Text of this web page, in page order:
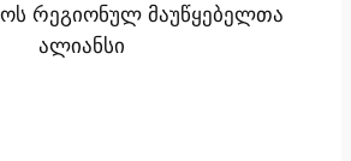
რეგიონულ მაუწყებელთა
ალიანსი